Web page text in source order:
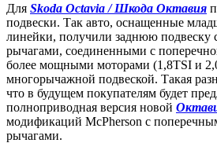
Для Skoda Octavia / Шкода Октавия
подвески. Так авто, оснащенные
линейки, получили заднюю подвеску
рычагами, соединенными с
более мощными моторами (1,8TSI и
многорычажной подвеской. Такая
что в будущем покупателям будет
полноприводная версия новой
модификаций McPherson с
рычагами.